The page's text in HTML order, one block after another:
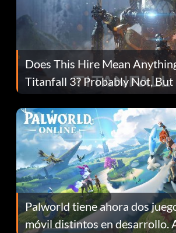
Does This Hire Mean
Titanfall 3? Probably Not, But
Fans Are Hopeful
Palworld tiene ahora dos
móvil distintos en desarrollo.